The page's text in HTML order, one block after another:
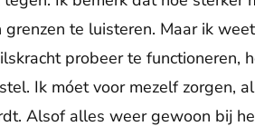
te luisteren. Maar ik
probeer te functioneren,
Ik móet voor mezelf zorgen,
Alsof alles weer gewoon bij